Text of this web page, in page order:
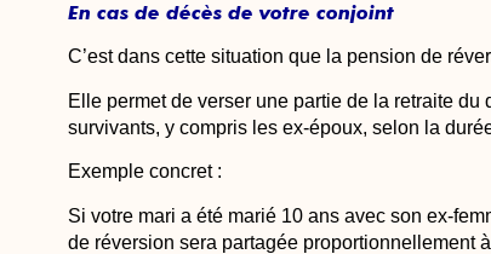
En cas de décès de votre conjoint
C’est dans cette situation que la pension de
Elle permet de verser une partie de la retraite du
survivants, y compris les ex-époux, selon la
Exemple concret :
Si votre mari a été marié 10 ans avec son ex-
de réversion sera partagée proportionnellement